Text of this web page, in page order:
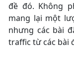
đề đó. Không
mang lại một
nhưng các bài
traffic từ các bài